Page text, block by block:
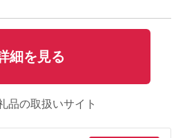
細を見る
品の取扱いサイト